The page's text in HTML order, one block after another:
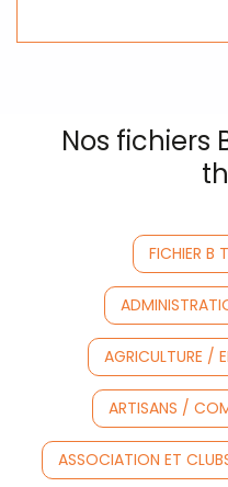
Nos fichiers
FICHIER B
AGRICULTURE /
ARTISANS /
ASSOCIATION ET